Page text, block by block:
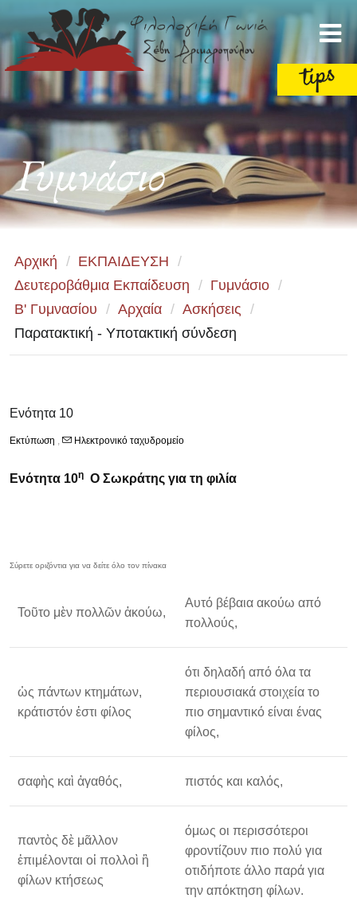
Γυμνάσιο
Αρχική / ΕΚΠΑΙΔΕΥΣΗ /
Δευτεροβάθμια Εκπαίδευση / Γυμνάσιο /
Β' Γυμνασίου / Αρχαία / Ασκήσεις /
Παρατακτική - Υποτακτική σύνδεση
Ενότητα 10
Εκτύπωση , Ηλεκτρονικό ταχυδρομείο
Ενότητα 10η Ο Σωκράτης για τη φιλία
Τοῦτο μὲν πολλῶν ἀκούω,
Αυτό βέβαια ακούω από
πολλούς,
ὡς πάντων κτημάτων,
κράτιστόν ἐστι φίλος
ότι δηλαδή από όλα τα
περιουσιακά στοιχεία το
πιο σημαντικό είναι ένας
φίλος,
σαφὴς καὶ ἀγαθός, πιστός και καλός,
παντὸς δὲ μᾶλλον
ἐπιμέλονται οἱ πολλοὶ ἢ
φίλων κτήσεως
όμως οι περισσότεροι
φροντίζουν πιο πολύ για
οτιδήποτε άλλο παρά για
την απόκτηση φίλων.